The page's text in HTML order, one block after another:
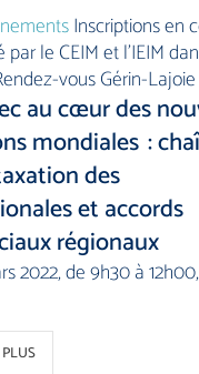
Inscriptions en
le CEIM et l’IEIM
vous Gérin-Lajoie
au cœur des
mondiales :
des
et accords
régionaux
2022, de 9h30 à